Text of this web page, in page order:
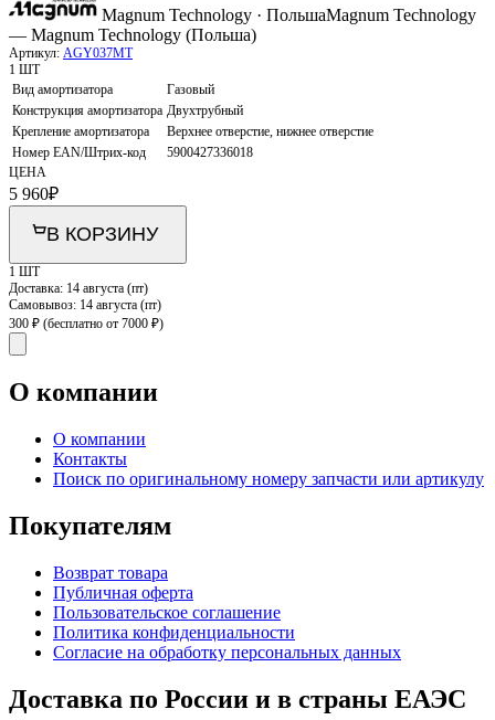
Magnum Technology · ПольшаMagnum Technology
— Magnum Technology (Польша)
Артикул: AGY037MT
1 ШТ
Вид амортизатора
Газовый
Конструкция амортизатора Двухтрубный
Крепление амортизатора
Верхнее отверстие, нижнее отверстие
Номер EAN/Штрих-код
5900427336018
ЦЕНА
5 960₽
В КОРЗИНУ
1 ШТ
Доставка: 14 августа (пт)
Самовывоз: 14 августа (пт)
300 ₽ (бесплатно от 7000 ₽)
О компании
О компании
Контакты
Поиск по оригинальному номеру запчасти или артикулу
Покупателям
Возврат товара
Публичная оферта
Пользовательское соглашение
Политика конфиденциальности
Согласие на обработку персональных данных
Доставка по России и в страны ЕАЭС